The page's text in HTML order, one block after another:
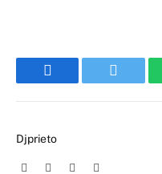
Facebook Twitter
Djprieto
WebsiteFacebook